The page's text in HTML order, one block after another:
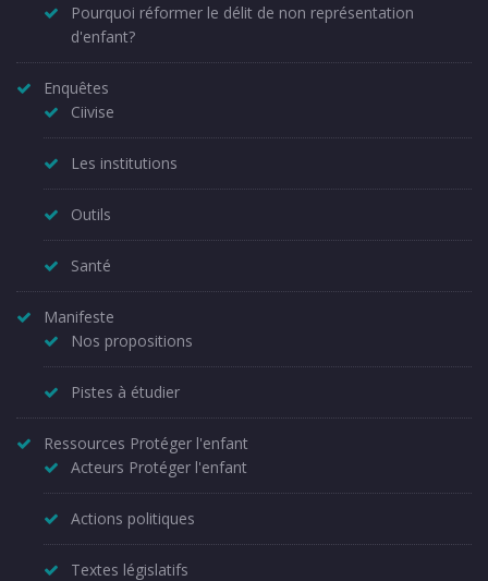
Pourquoi réformer le délit de non représentation
d'enfant?
Enquêtes
Ciivise
Les institutions
Outils
Santé
Manifeste
Nos propositions
Pistes à étudier
Ressources Protéger l'enfant
Acteurs Protéger l'enfant
Actions politiques
Textes législatifs